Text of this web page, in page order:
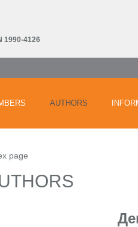
1990-4126
AUTHORS
page